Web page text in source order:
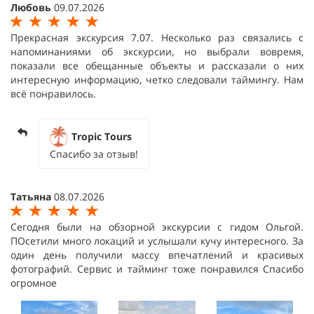
Любовь 09.07.2026
Прекрасная экскурсия 7.07. Несколько раз связались с
напоминаниями об экскурсии, но выбрали вовремя,
показали все обещанные объекты и рассказали о них
интересную информацию, четко следовали таймингу. Нам
всё понравилось.
Tropic Tours
Спасибо за отзыв!
Татьяна 08.07.2026
Сегодня были на обзорной экскурсии с гидом Ольгой.
ПОсетили много локаций и услышали кучу интересного. За
один день получили массу впечатлений и красивых
фотографий. Сервис и тайминг тоже понравился Спасибо
огромное